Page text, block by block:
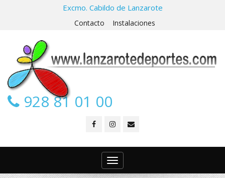
Excmo. Cabildo de Lanzarote
Contacto Instalaciones
928 81 01 00
Toggle
navigation